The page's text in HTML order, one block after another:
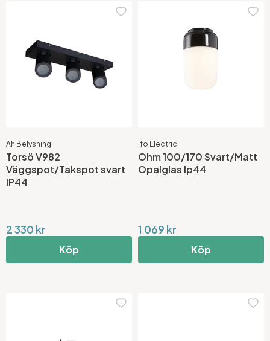
Ah Belysning
Torsö V982
Väggspot/Takspot svart
IP44
2 330 kr
Köp
Ifö Electric
Ohm 100/170 Svart/Matt
Opalglas Ip44
1 069 kr
Köp